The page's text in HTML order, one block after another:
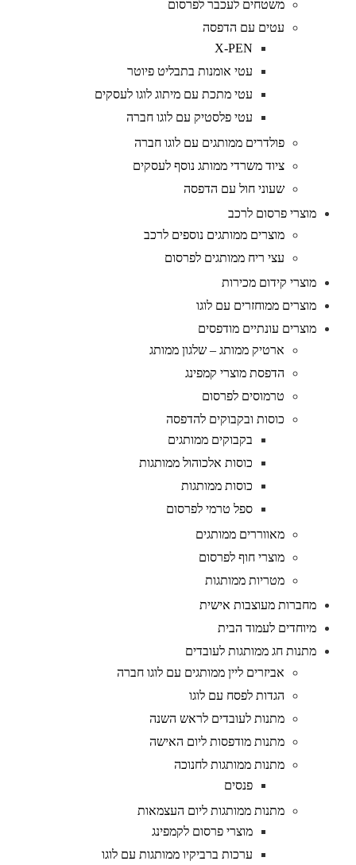
משטחים לעכבר לפרסום
עטים עם הדפסה
X-PEN
עטי אומנות בתבליט פיוטר
עטי מתכת עם מיתוג לוגו לעסקים
עטי פלסטיק עם לוגו חברה
פולדרים ממותגים עם לוגו חברה
ציוד משרדי ממותג נוסף לעסקים
שעוני חול עם הדפסה
מוצרי פרסום לרכב
מוצרים ממותגים נוספים לרכב
עצי ריח ממותגים לפרסום
מוצרי קידום מכירות
מוצרים ממוחזרים עם לוגו
מוצרים עונתיים מודפסים
ארטיק ממותג – שלגון ממותג
הדפסת מוצרי קמפינג
טרמוסים לפרסום
כוסות ובקבוקים להדפסה
בקבוקים ממותגים
כוסות אלכוהול ממותגות
כוסות ממותגות
ספל טרמי לפרסום
מאווררים ממותגים
מוצרי חוף לפרסום
מטריות ממותגות
מחברות מעוצבות אישית
מיוחדים לעמוד הבית
מתנות חג ממותגות לעובדים
אביזרים ליין ממותגים עם לוגו חברה
הגדות לפסח עם לוגו
מתנות לעובדים לראש השנה
מתנות מודפסות ליום האישה
מתנות ממותגות לחנוכה
פנסים
מתנות ממותגות ליום העצמאות
מוצרי פרסום לקמפינג
ערכות ברביקיו ממותגות עם לוגו